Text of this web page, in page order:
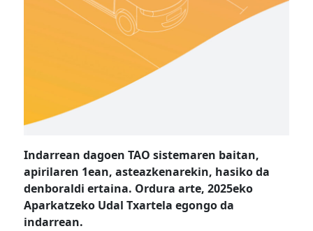
Indarrean dagoen TAO sistemaren baitan,
apirilaren 1ean, asteazkenarekin, hasiko da
denboraldi ertaina. Ordura arte, 2025eko
Aparkatzeko Udal Txartela egongo da
indarrean.